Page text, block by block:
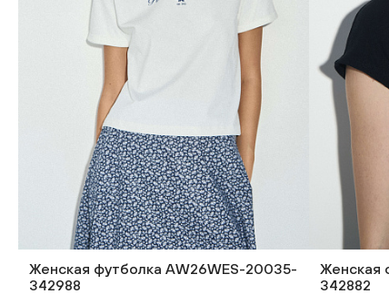
Женская футболка AW26WES-20035-
342988
Женская
342882